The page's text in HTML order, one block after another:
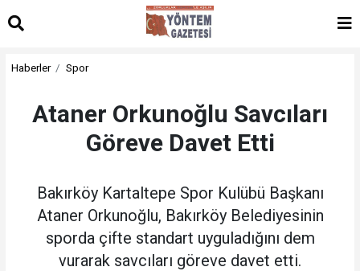
Haberler Spor
Ataner Orkunoğlu Savcıları
Göreve Davet Etti
Bakırköy Kartaltepe Spor Kulübü Başkanı
Ataner Orkunoğlu, Bakırköy Belediyesinin
sporda çifte standart uyguladığını dem
vurarak savcıları göreve davet etti.